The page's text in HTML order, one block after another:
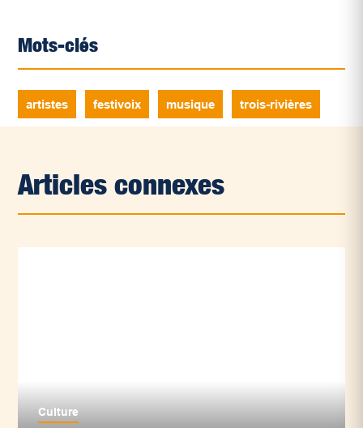
Mots-clés
artistes festivoix musique trois-rivières
Articles connexes
Culture